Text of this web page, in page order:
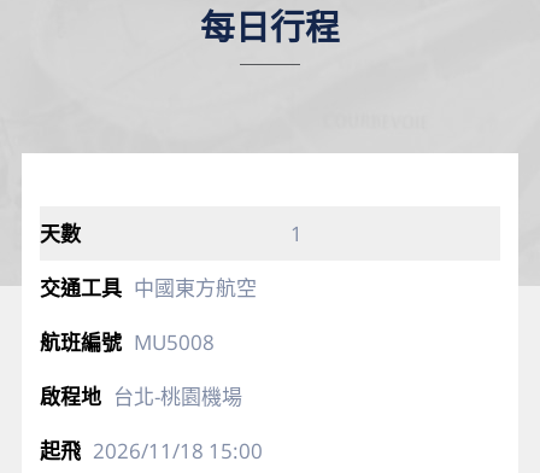
每日行程
1
中國東方航空
MU5008
台北-桃園機場
2026/11/18 15:00